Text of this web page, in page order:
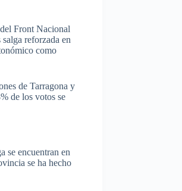
Front Nacional
reforzada en
como
de Tarragona y
de los votos se
se encuentran en
se ha hecho